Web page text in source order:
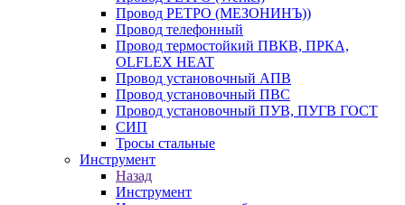
Провод РЕТРО (МЕЗОНИНЪ))
Провод телефонный
Провод термостойкий ПВКВ, ПРКА,
OLFLEX HEAT
Провод установочный АПВ
Провод установочный ПВС
Провод установочный ПУВ, ПУГВ ГОСТ
СИП
Тросы стальные
Инструмент
Назад
Инструмент